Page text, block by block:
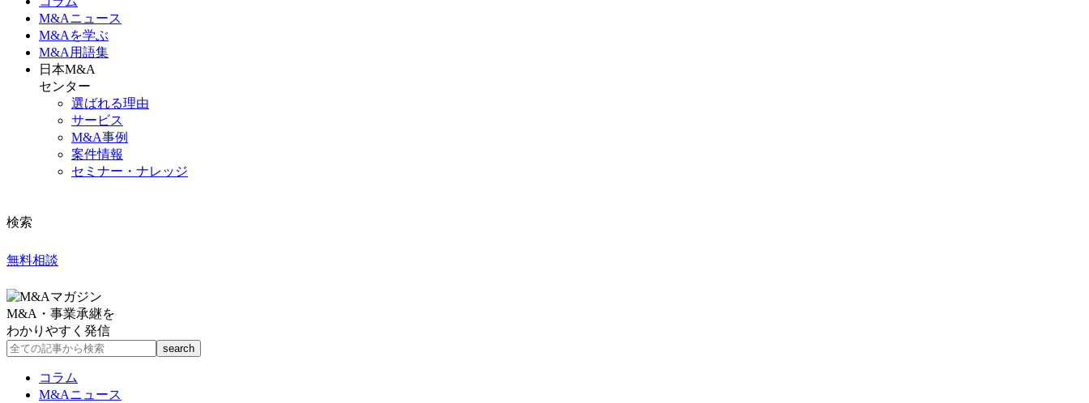
M&Aニュース
M&Aを学ぶ
M&A 用語集
日本M&A
センター
選ばれる理由
サービス
M&A事例
案件情報
セミナー・ナレッジ
検索
無料相談
M&A・事業承継を
わかりやすく発信
コラム
M&Aニュース